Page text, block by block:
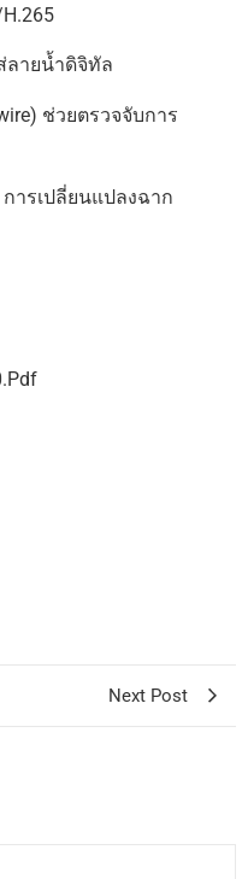
ลายน้ำดิจิทัล
ช่วยตรวจจับการ
ารเปลี่ยนแปลงฉาก
Next Post